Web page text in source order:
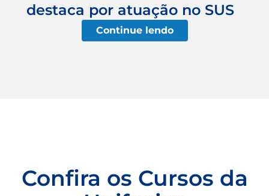
destaca por atuação no SUS
Continue lendo
Confira os Cursos da